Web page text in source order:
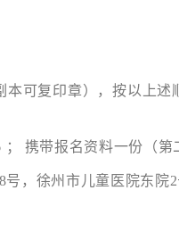
本可复印章），按以上
携带报名资料一份（第
号，徐州市儿童医院东院